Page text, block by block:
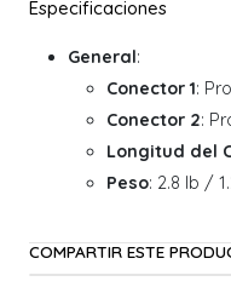
General:
Conector 1:
Conector 2:
Longitud del
Peso: 2.8 lb /
COMPARTIR ESTE